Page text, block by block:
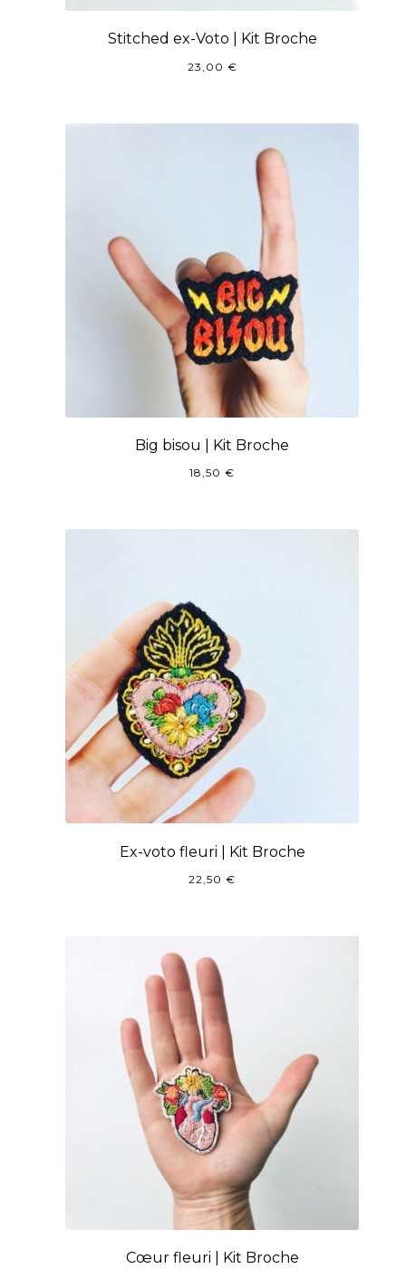
Stitched ex-Voto | Kit Broche
23,00 €
Big bisou | Kit Broche
18,50 €
Ex-voto fleuri | Kit Broche
22,50 €
Cœur fleuri | Kit Broche